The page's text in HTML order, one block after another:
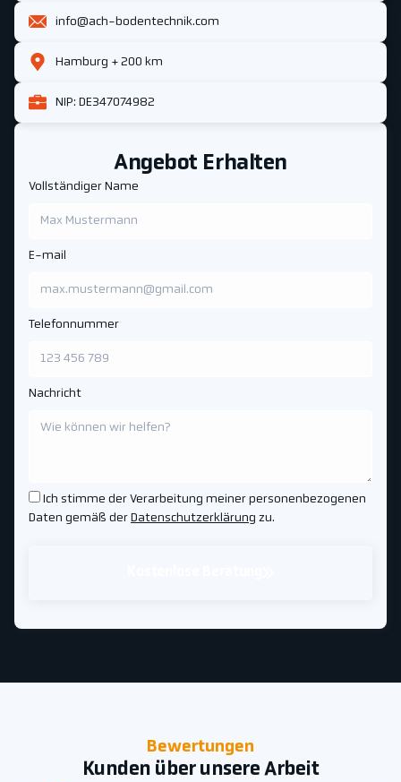
Angebot Erhalten
Vollständiger Name
E-mail
Telefonnummer
Nachricht
Ich stimme der Verarbeitung meiner personenbezogenen
Daten gemäß der Datenschutzerklärung zu.
info@ach-bodentechnik.com
Hamburg + 200 km
NIP: DE347074982
Bewertungen
Kunden über unsere Arbeit